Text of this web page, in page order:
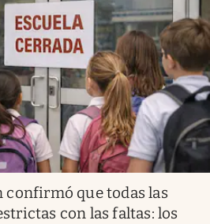
confirmó que todas las
con las faltas: los